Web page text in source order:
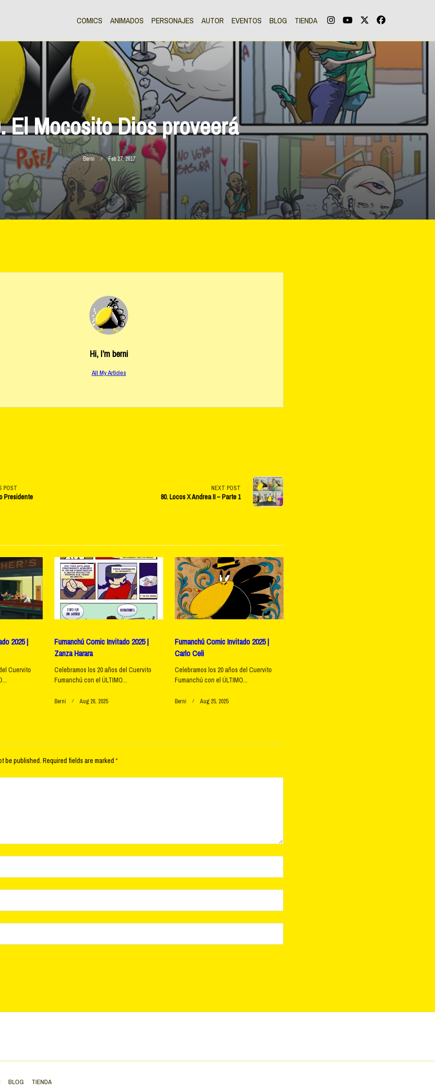
COMICS ANIMADOS PERSONAJES AUTOR EVENTOS BLOG TIENDA
El Mocosito Dios proveerá
Berni Feb 27, 2017
Hi, I’m berni
All My Articles
span>
POST
Presidente
NEXT POST
80. Locos X Andrea II – Parte 1
2025 |
Cuervito
Fumanchú Comic Invitado 2025 |
Zanza Harara
Celebramos los 20 años del Cuervito
Fumanchú con el ÚLTIMO...
Berni Aug 26, 2025
Fumanchú Comic Invitado 2025 |
Carlo Celi
Celebramos los 20 años del Cuervito
Fumanchú con el ÚLTIMO...
Berni Aug 25, 2025
be published. Required fields are marked *
BLOG TIENDA